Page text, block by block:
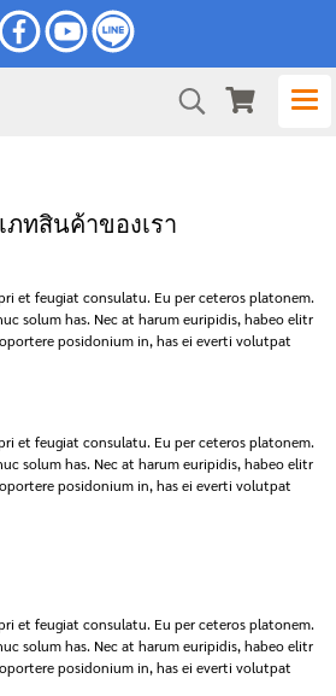
ภทสินค้าของเรา
et feugiat consulatu. Eu per ceteros platonem.
solum has. Nec at harum euripidis, habeo elitr
posidonium in, has ei everti volutpat
et feugiat consulatu. Eu per ceteros platonem.
solum has. Nec at harum euripidis, habeo elitr
posidonium in, has ei everti volutpat
et feugiat consulatu. Eu per ceteros platonem.
solum has. Nec at harum euripidis, habeo elitr
posidonium in, has ei everti volutpat